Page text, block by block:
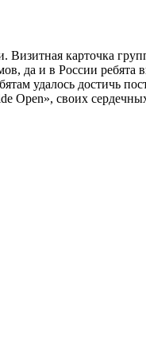
Визитная карточка
да и в России
удалось достичь
Open», своих